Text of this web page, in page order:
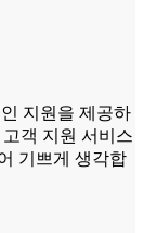
지원을 제공하
객 지원 서비스
기쁘게 생각합